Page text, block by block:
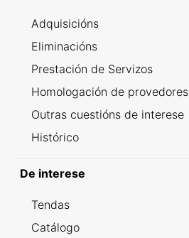
Adquisicións
Eliminacións
Prestación de Servizos
Homologación de provedores
Outras cuestións de interese
Histórico
De interese
Tendas
Catálogo